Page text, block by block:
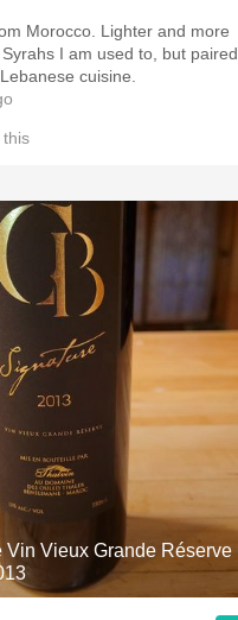
Morocco. Lighter and more
I am used to, but paired
cuisine.
this
Vin Vieux Grande Réserve